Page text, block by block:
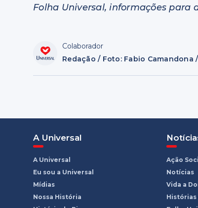
Folha Universal, informações para
Colaborador
Redação / Foto: Fabio Camandona
A Universal
A Universal
Eu sou a Universal
Mídias
Nossa História
Ação
Notícias
Vida a
Histórias